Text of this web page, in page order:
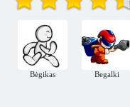
Bėgikas Begalki